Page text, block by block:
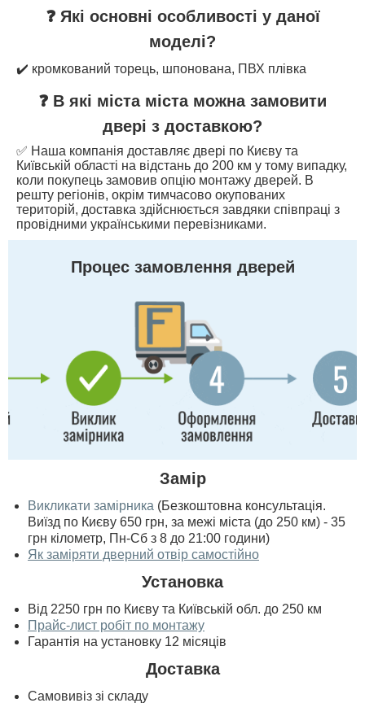
❓ Які основні особливості у даної
моделі?
✔️ кромкований торець, шпонована, ПВХ плівка
❓ В які міста міста можна замовити
двері з доставкою?
✅ Наша компанія доставляє двері по Києву та
Київській області на відстань до 200 км у тому випадку,
коли покупець замовив опцію монтажу дверей. В
решту регіонів, окрім тимчасово окупованих
територій, доставка здійснюється завдяки співпраці з
провідними українськими перевізниками.
Процес замовлення дверей
Замір
Викликати замірника (Безкоштовна консультація.
Виїзд по Києву 650 грн, за межі міста (до 250 км) - 35
грн кілометр, Пн-Сб з 8 до 21:00 години)
Як заміряти дверний отвір самостійно
Установка
Від 2250 грн по Києву та Київській обл. до 250 км
Прайс-лист робіт по монтажу
Гарантія на установку 12 місяців
Доставка
Самовивіз зі складу